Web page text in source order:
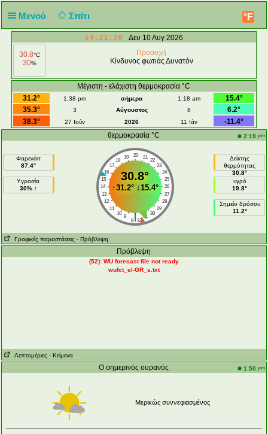
Μενού Σπίτι °F
14:21:20
Δευ 10 Αυγ 2026
30.8°C
30%
Προσοχή
Κίνδυνος φωτιάς Δυνατόν
Μέγιστη - ελάχιστη θερμοκρασία °C
31.2°
1:38 pm σήμερα 1:18 am
15.4°
35.3°
3 Αύγουστος 8
6.2°
38.3°
27 Ιούν 2026 11 Ιάν
-11.4°
θερμοκρασία °C
2:19 pm
Φαρενάιτ
87.4°
Υγρασία
30% ↑
20
19 21
18
22
17
23
16
24
15
25
14
26
13
27
12
28
11
29
10
30
9 31
|
8 32
30.8°
↑31.2°↓15.4°
Δείκτης
θερμότητας
30.8°
υγρό
19.8°
Σημείο δρόσου
11.2°
Γραφικές παραστάσεις - Πρόβλεψη
Πρόβλεψη
(52): WU forecast file not ready
wufct_el-GR_s.txt
Λεπτομέριες - Κείμενα
Ο σημερινός ουρανός 1:50 pm
Μερικώς συννεφιασμένος